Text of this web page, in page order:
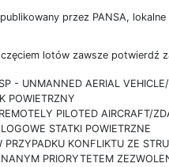
przez PANSA,
lotów zawsze potwierdź
- UNMANNED AERIAL
POWIETRZNY
PILOTED AIRCRAFT/
STATKI POWIETRZNE
KONFLIKTU ZE
PRIORYTETEM